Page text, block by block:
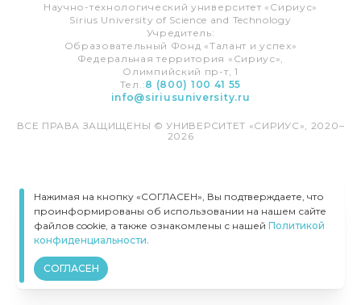
Научно-технологический университет «Сириус»
Sirius University of Science and Technology
Учредитель:
Образовательный Фонд «Талант и успех»
Федеральная территория «Сириус»,
Олимпийский пр-т, 1
Тел.:8 (800) 100 41 55
info@siriusuniversity.ru
ВСЕ ПРАВА ЗАЩИЩЕНЫ © УНИВЕРСИТЕТ «СИРИУС», 2020–
2026
Нажимая на кнопку «СОГЛАСЕН», Вы подтверждаете, что
проинформированы об использовании на нашем сайте
файлов cookie, а также ознакомлены с нашей Политикой
конфиденциальности.
СОГЛАСЕН